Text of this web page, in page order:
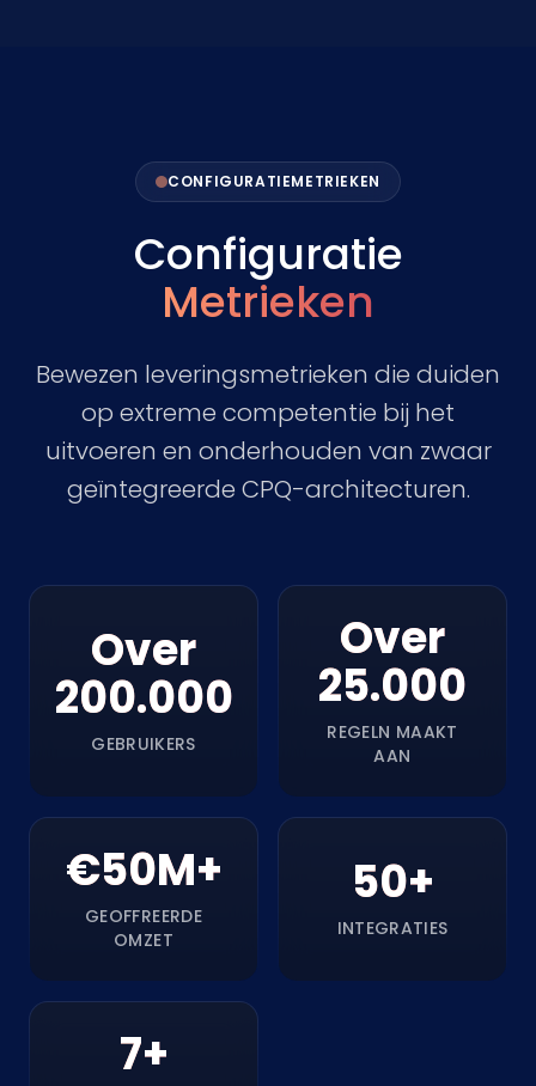
CONFIGURATIEMETRIEKEN
Configuratie
Metrieken
Bewezen leveringsmetrieken die duiden
op extreme competentie bij het
uitvoeren en onderhouden van zwaar
geïntegreerde CPQ-architecturen.
Over
200.000
GEBRUIKERS
Over
25.000
REGELN MAAKT
AAN
€50M+
GEOFFREERDE
OMZET
50+
INTEGRATIES
7+